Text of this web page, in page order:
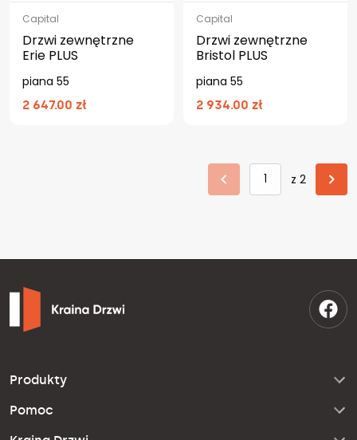
Capital
Drzwi zewnętrzne
Erie PLUS
piana 55
2 647.00 zł
Capital
Drzwi zewnętrzne
Bristol PLUS
piana 55
2 934.00 zł
z 2
Produkty
Pomoc